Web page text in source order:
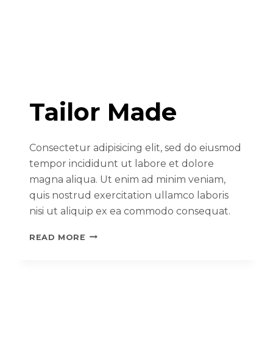
Tailor Made
Consectetur adipisicing elit, sed do eiusmod
tempor incididunt ut labore et dolore
magna aliqua. Ut enim ad minim veniam,
quis nostrud exercitation ullamco laboris
nisi ut aliquip ex ea commodo consequat.
READ MORE